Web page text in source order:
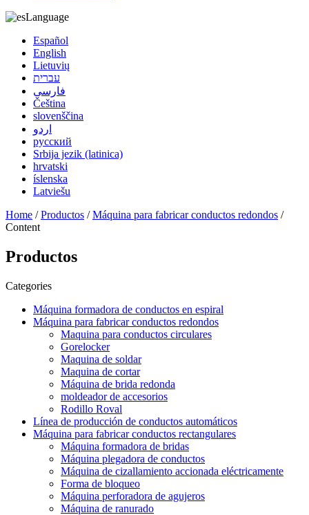
Language
Español
English
Lietuvių
עברית
فارسی
Čeština
slovenščina
اردو
русский
Srbija jezik (latinica)
hrvatski
íslenska
Latviešu
Home /Productos /Máquina para fabricar conductos redondos /
Content
Productos
Categories
Máquina formadora de conductos en espiral
Máquina para fabricar conductos redondos
Maquina para conductos circulares
Gorelocker
Maquina de soldar
Maquina de cortar
Máquina de brida redonda
moldeador de accesorios
Rodillo Roval
Línea de producción de conductos automáticos
Máquina para fabricar conductos rectangulares
Máquina formadora de bridas
Máquina plegadora de conductos
Máquina de cizallamiento accionada eléctricamente
Forma de bloqueo
Máquina perforadora de agujeros
Máquina de ranurado